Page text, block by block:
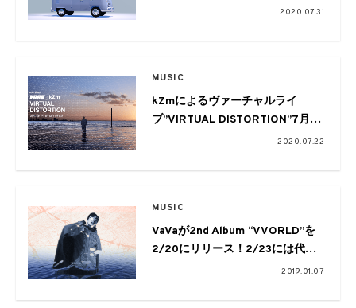
開されるVERDY&YouthQuakeに
発表
2020.07.31
MUSIC
kZmによるヴァーチャルライ
ブ”VIRTUAL DISTORTION”7月31
日から8月2日の3日間限定で開催
2020.07.22
MUSIC
VaVaが2nd Album “VVORLD”を
2/20にリリース！2/23には代官
山UNITにて「VVORLD Release
2019.01.07